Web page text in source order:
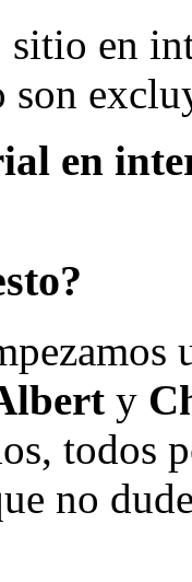
en
son
en
y
todos
no